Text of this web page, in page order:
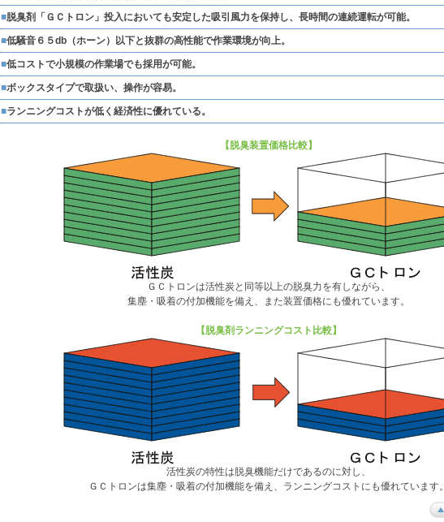
■脱臭剤「ＧＣトロン」投入においても安定した吸引風力を保持し、長時間の連続運転が可能。
■低騒音６５db（ホーン）以下と抜群の高性能で作業環境が向上。
■低コストで小規模の作業場でも採用が可能。
■ボックスタイプで取扱い、操作が容易。
■ランニングコストが低く経済性に優れている。
【脱臭装置価格比較】
ＧＣトロンは活性炭と同等以上の脱臭力を有しながら、
集塵・吸着の付加機能を備え、また装置価格にも優れています。
【脱臭剤ランニングコスト比較】
活性炭の特性は脱臭機能だけであるのに対し、
ＧＣトロンは集塵・吸着の付加機能を備え、ランニングコストにも優れています。